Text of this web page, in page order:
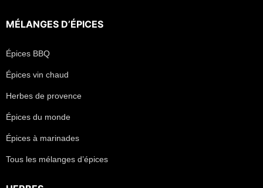
MÉLANGES D’ÉPICES
Épices BBQ
Épices vin chaud
Herbes de provence
Épices du monde
Épices à marinades
Tous les mélanges d’épices